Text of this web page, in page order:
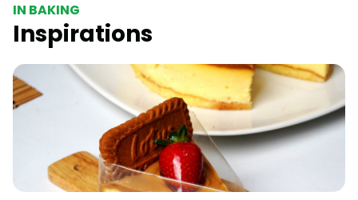
IN BAKING
Inspirations